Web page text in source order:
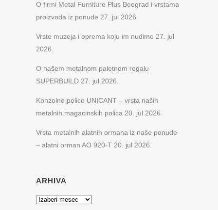
O firmi Metal Furniture Plus Beograd i vrstama
proizvoda iz ponude 27. jul 2026.
Vrste muzeja i oprema koju im nudimo 27. jul
2026.
O našem metalnom paletnom regalu
SUPERBUILD 27. jul 2026.
Konzolne police UNICANT – vrsta naših
metalnih magacinskih polica 20. jul 2026.
Vrsta metalnih alatnih ormana iz naše ponude
– alatni orman AO 920-T 20. jul 2026.
ARHIVA
Arhiva